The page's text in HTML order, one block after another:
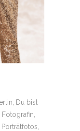
Du bist